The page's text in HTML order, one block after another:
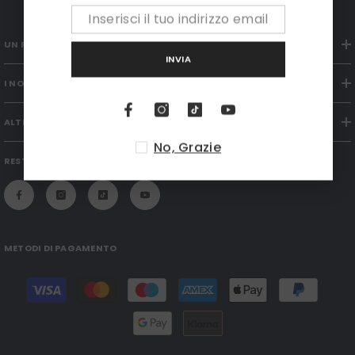
UN PÒ DI NOI
I NOSTRI ACCESORI
ALTRO ANCORA
RESTIAMO IN CONTATTO
METODI DI PAGAMENTO
Modalità
pagamento
INVIA
No, Grazie